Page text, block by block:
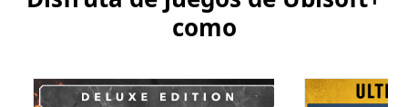
como